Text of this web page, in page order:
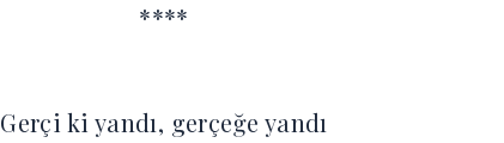
****
Gerçi ki yandı, gerçeğe yandı